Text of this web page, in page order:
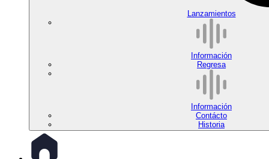
Lanzamientos
Información
Regresa
Información
Contácto
Historia